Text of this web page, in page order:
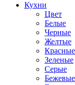
Кухни
Цвет
Белые
Черные
Желтые
Красные
Зеленые
Серые
Бежевые